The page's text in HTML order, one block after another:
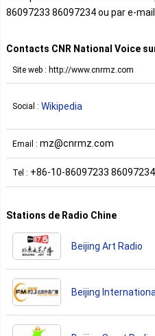
86097233 86097234 ou par e-
Contacts CNR National Voice
Site web : http://www.cnrmz.com
Social : Wikipedia
Email : mz@cnrmz.com
Tel : +86-10-86097233 86097234
Stations de Radio Chine
Beijing Art Radio
Beijing International